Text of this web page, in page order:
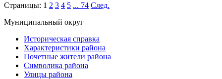
Страницы: 1 2 3 4 5 ... 74 След.
Муниципальный округ
Историческая справка
Характеристики района
Почетные жители района
Символика района
Улицы района